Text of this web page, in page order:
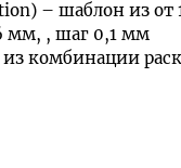
– шаблон из от
мм, , шаг 0,1 мм
комбинации